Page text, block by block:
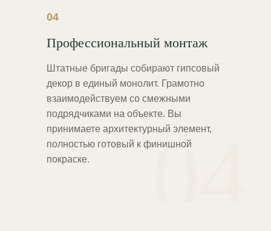
04
04
Профессиональный монтаж
Штатные бригады собирают гипсовый
декор в единый монолит. Грамотно
взаимодействуем со смежными
подрядчиками на объекте. Вы
принимаете архитектурный элемент,
полностью готовый к финишной
покраске.